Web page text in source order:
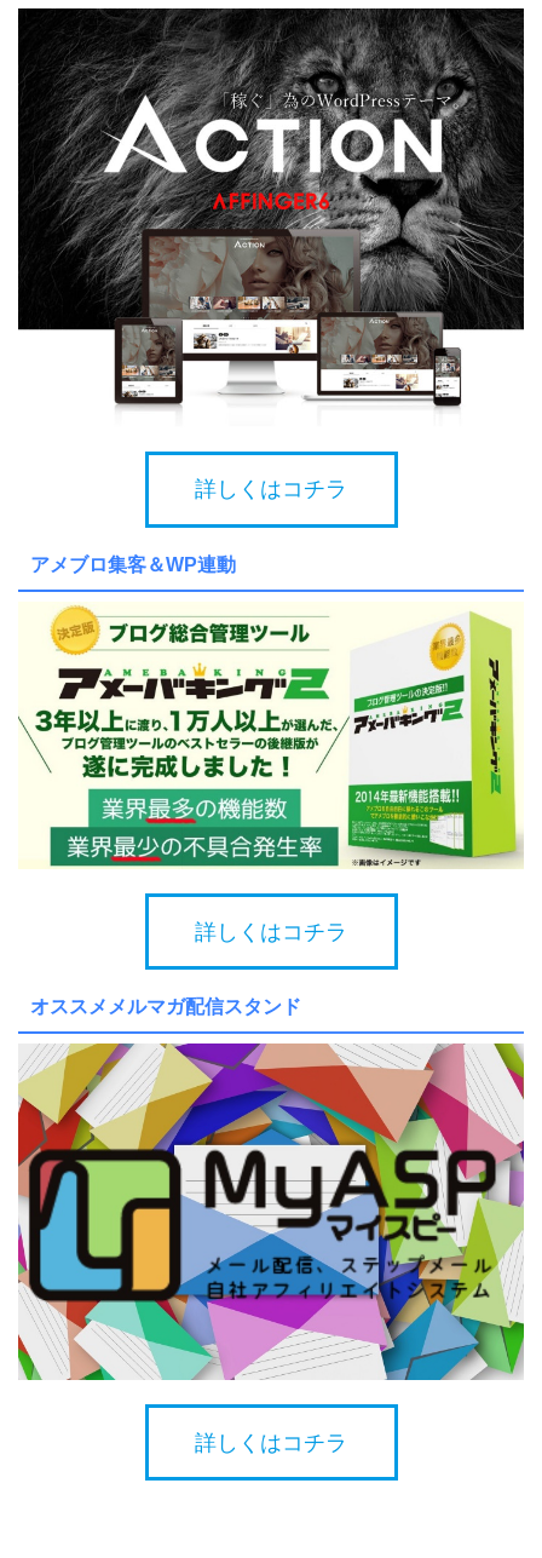
詳しくはコチラ
アメブロ集客＆WP連動
詳しくはコチラ
オススメメルマガ配信スタンド
詳しくはコチラ